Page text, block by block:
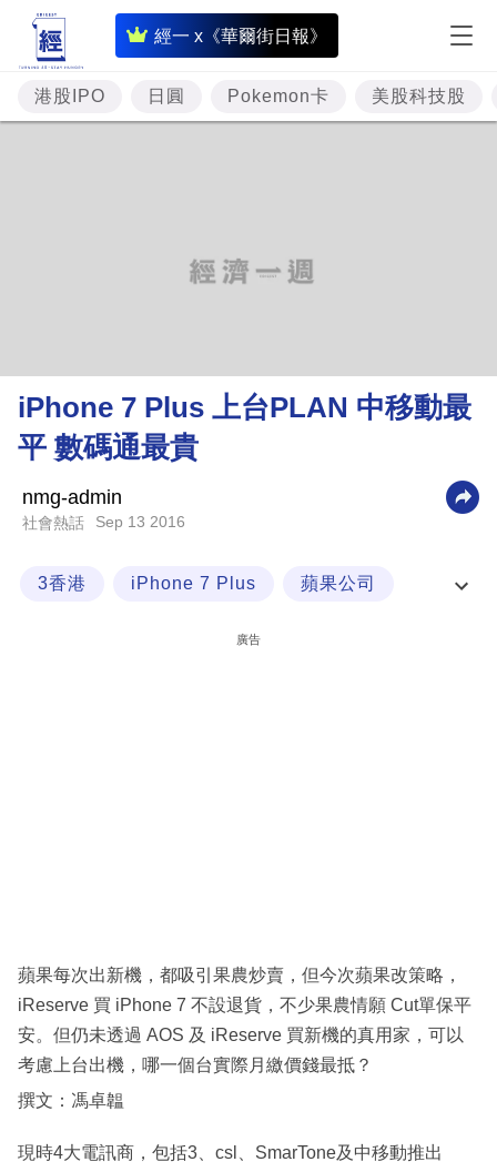
經一 x《華爾街日報》
即
時
財
經
理
財
商
科
區
港股IPO 日圓 Pokemon卡 美股科技股
iPhone 7 Plus 上台PLAN 中移動最
平 數碼通最貴
nmg-admin
社會熱話 Sep 13 2016
3香港 iPhone 7 Plus 蘋果公司
廣告
蘋果每次出新機，都吸引果農炒賣，但今次蘋果改策略，
iReserve 買 iPhone 7 不設退貨，不少果農情願 Cut單保平
安。但仍未透過 AOS 及 iReserve 買新機的真用家，可以
考慮上台出機，哪一個台實際月繳價錢最抵？
撰文：馮卓韞
現時4大電訊商，包括3、csl、SmarTone及中移動推出